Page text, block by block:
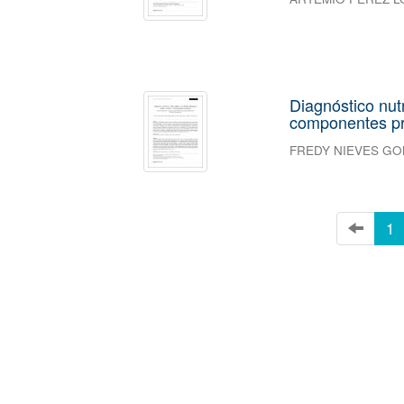
Diagnóstico
componentes
FREDY NIEVES
1